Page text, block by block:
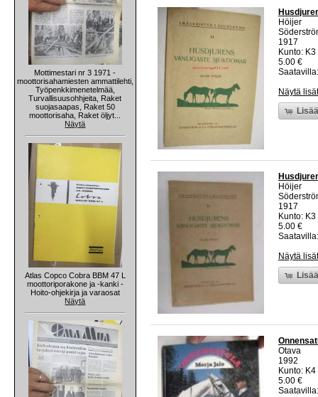
Mottimestari nr 3 1971 -
moottorisahamiesten ammattilehti,
Työpenkkimenetelmää,
Turvallisuusohhjeita, Raket
suojasaapas, Raket 50
moottorisaha, Raket öljyt...
Näytä
Atlas Copco Cobra BBM 47 L
moottoriporakone ja -kanki -
Hoito-ohjekirja ja varaosat
Näytä
Höijer
1917
Kunto:
5.00 €
Näytä
Höijer
1917
Kunto:
5.00 €
Näytä
Otava
1992
Kunto:
5.00 €